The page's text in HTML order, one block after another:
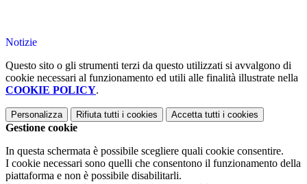
Notizie
Questo sito o gli strumenti terzi da questo utilizzati si avvalgono di
cookie necessari al funzionamento ed utili alle finalità illustrate nella
COOKIE POLICY.
Personalizza Rifiuta tutti i cookies Accetta tutti i cookies
Gestione cookie
In questa schermata è possibile scegliere quali cookie consentire.
I cookie necessari sono quelli che consentono il funzionamento della
piattaforma e non è possibile disabilitarli.